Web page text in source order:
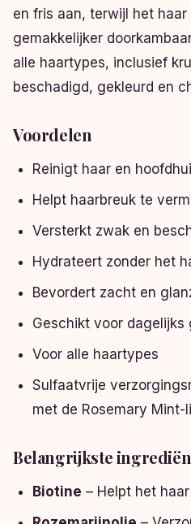
en fris aan, terwijl het
gemakkelijker
alle haartypes, inclusief
beschadigd, gekleurd en
Voordelen
Reinigt haar en
Helpt haarbreuk te
Versterkt zwak en
Hydrateert zonder het
Bevordert zacht en
Geschikt voor dagelijks
Voor alle haartypes
Sulfaatvrije
met de Rosemary Mint-
Belangrijkste
Biotine – Helpt het